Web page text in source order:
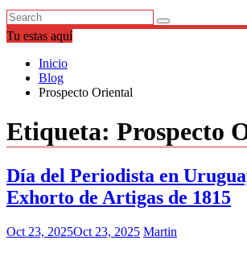
Tu estas aquí
Inicio
Blog
Prospecto Oriental
Etiqueta: Prospecto
Día del Periodista en
Exhorto de Artigas de 1815
Oct 23, 2025Oct 23, 2025 Martin